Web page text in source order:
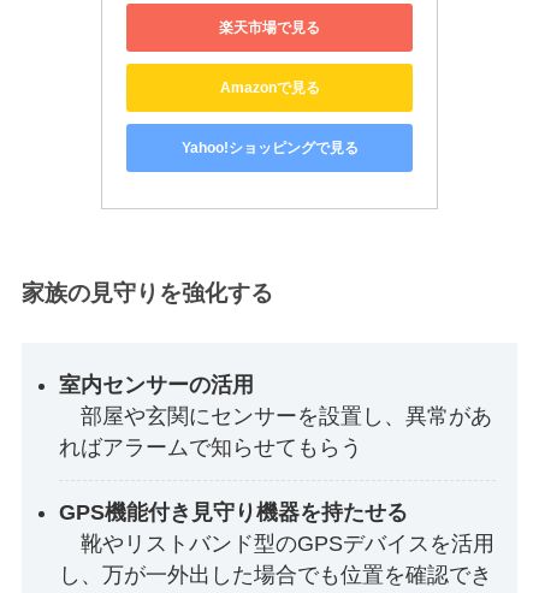
楽天市場で見る
Amazonで見る
Yahoo!ショッピングで見る
家族の見守りを強化する
室内センサーの活用
部屋や玄関にセンサーを設置し、異常があ
ればアラームで知らせてもらう
GPS機能付き見守り機器を持たせる
靴やリストバンド型のGPSデバイスを活用
し、万が一外出した場合でも位置を確認でき